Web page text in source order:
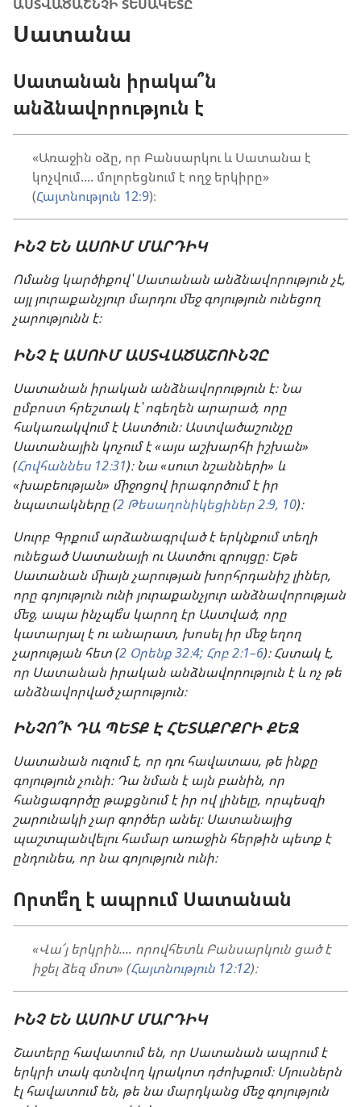
ԱՍՏՎԱԾԱՇՆՉԻ ՏԵՍԱԿԵՏԸ
Սատանա
Սատանան իրակա՞ն
անձնավորություն է
«Առաջին օձը, որ Բանսարկու և Սատանա է
կոչվում.... մոլորեցնում է ողջ երկիրը»
(Հայտնություն 12։9)։
ԻՆՉ ԵՆ ԱՍՈՒՄ ՄԱՐԴԻԿ
Ոմանց կարծիքով՝ Սատանան անձնավորություն չէ,
այլ յուրաքանչյուր մարդու մեջ գոյություն ունեցող
չարությունն է։
ԻՆՉ Է ԱՍՈՒՄ ԱՍՏՎԱԾԱՇՈՒՆՉԸ
Սատանան իրական անձնավորություն է։ Նա
ըմբոստ հրեշտակ է՝ ոգեղեն արարած, որը
հակառակվում է Աստծուն։ Աստվածաշունչը
Սատանային կոչում է «այս աշխարհի իշխան»
(Հովհաննես 12։31)։ Նա «սուտ նշանների» և
«խաբեության» միջոցով իրագործում է իր
նպատակները (2 Թեսաղոնիկեցիներ 2։9, 10)։
Սուրբ Գրքում արձանագրված է երկնքում տեղի
ունեցած Սատանայի ու Աստծու զրույցը։ Եթե
Սատանան միայն չարության խորհրդանիշ լիներ,
որը գոյություն ունի յուրաքանչյուր անձնավորության
մեջ, ապա ինչպե՞ս կարող էր Աստված, որը
կատարյալ է ու անարատ, խոսել իր մեջ եղող
չարության հետ (2 Օրենք 32։4; Հոբ 2։1–6)։ Հստակ է,
որ Սատանան իրական անձնավորություն է և ոչ թե
անձնավորված չարություն։
ԻՆՉՈ՞Ւ ԴԱ ՊԵՏՔ Է ՀԵՏԱՔՐՔՐԻ ՔԵԶ
Սատանան ուզում է, որ դու հավատաս, թե ինքը
գոյություն չունի։ Դա նման է այն բանին, որ
հանցագործը թաքցնում է իր ով լինելը, որպեսզի
շարունակի չար գործեր անել։ Սատանայից
պաշտպանվելու համար առաջին հերթին պետք է
ընդունես, որ նա գոյություն ունի։
Որտե՞ղ է ապրում Սատանան
«Վա՜յ երկրին.... որովհետև Բանսարկուն ցած է
իջել ձեզ մոտ» (Հայտնություն 12։12)։
ԻՆՉ ԵՆ ԱՍՈՒՄ ՄԱՐԴԻԿ
Շատերը հավատում են, որ Սատանան ապրում է
երկրի տակ գտնվող կրակոտ դժոխքում։ Մյուսներն
էլ հավատում են, թե նա մարդկանց մեջ գոյություն